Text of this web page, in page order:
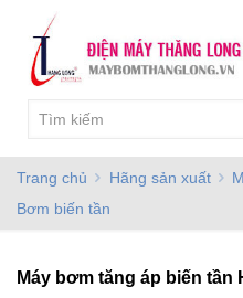
Trang chủ Hãng sản xuất
Bơm biến tần
Máy bơm tăng áp biến tần